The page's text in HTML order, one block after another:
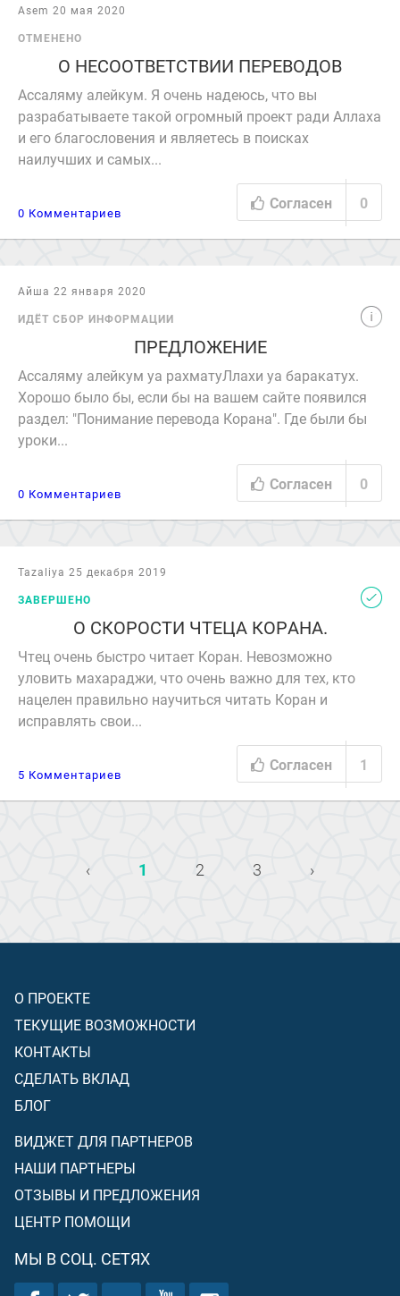
Asem 20 мая 2020
ОТМЕНЕНО
О НЕСООТВЕТСТВИИ ПЕРЕВОДОВ
Ассаляму алейкум. Я очень надеюсь, что вы
разрабатываете такой огромный проект ради Аллаха
и его благословения и являетесь в поисках
наилучших и самых...
0 Комментариев
Согласен 0
Айша 22 января 2020
ИДЁТ СБОР ИНФОРМАЦИИ
ПРЕДЛОЖЕНИЕ
Ассаляму алейкум уа рахматуЛлахи уа баракатух.
Хорошо было бы, если бы на вашем сайте появился
раздел: "Понимание перевода Корана". Где были бы
уроки...
0 Комментариев
Согласен 0
Tazaliya 25 декабря 2019
ЗАВЕРШЕНО
О СКОРОСТИ ЧТЕЦА КОРАНА.
Чтец очень быстро читает Коран. Невозможно
уловить махараджи, что очень важно для тех, кто
нацелен правильно научиться читать Коран и
исправлять свои...
5 Комментариев
Согласен 1
‹ 1 2 3 ›
О ПРОЕКТЕ
ТЕКУЩИЕ ВОЗМОЖНОСТИ
КОНТАКТЫ
СДЕЛАТЬ ВКЛАД
БЛОГ
ВИДЖЕТ ДЛЯ ПАРТНЕРОВ
НАШИ ПАРТНЕРЫ
ОТЗЫВЫ И ПРЕДЛОЖЕНИЯ
ЦЕНТР ПОМОЩИ
МЫ В СОЦ. СЕТЯХ